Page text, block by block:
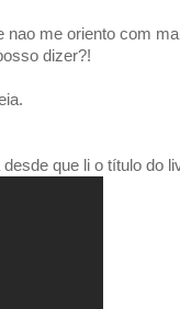
nao me oriento com
dizer?!
que li o título do